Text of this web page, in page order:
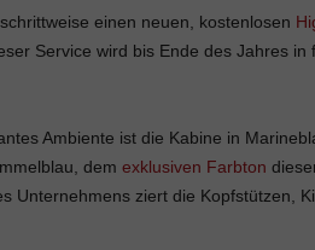
einen neuen, kostenlosen
Service wird bis Ende des Jahres in
Ambiente ist die Kabine in
dem exklusiven Farbton
Unternehmens ziert die Kopfstützen,